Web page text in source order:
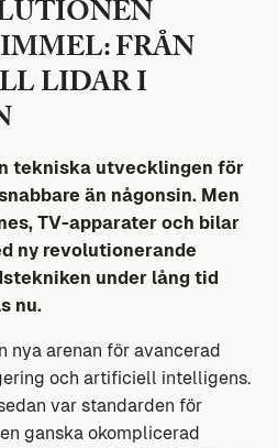
FRÅN
LIDAR I
tekniska utvecklingen för
än någonsin. Men
TV-apparater och bilar
ny revolutionerande
under lång tid
nu.
nya arenan för avancerad
och artificiell intelligens.
var standarden för
ganska okomplicerad